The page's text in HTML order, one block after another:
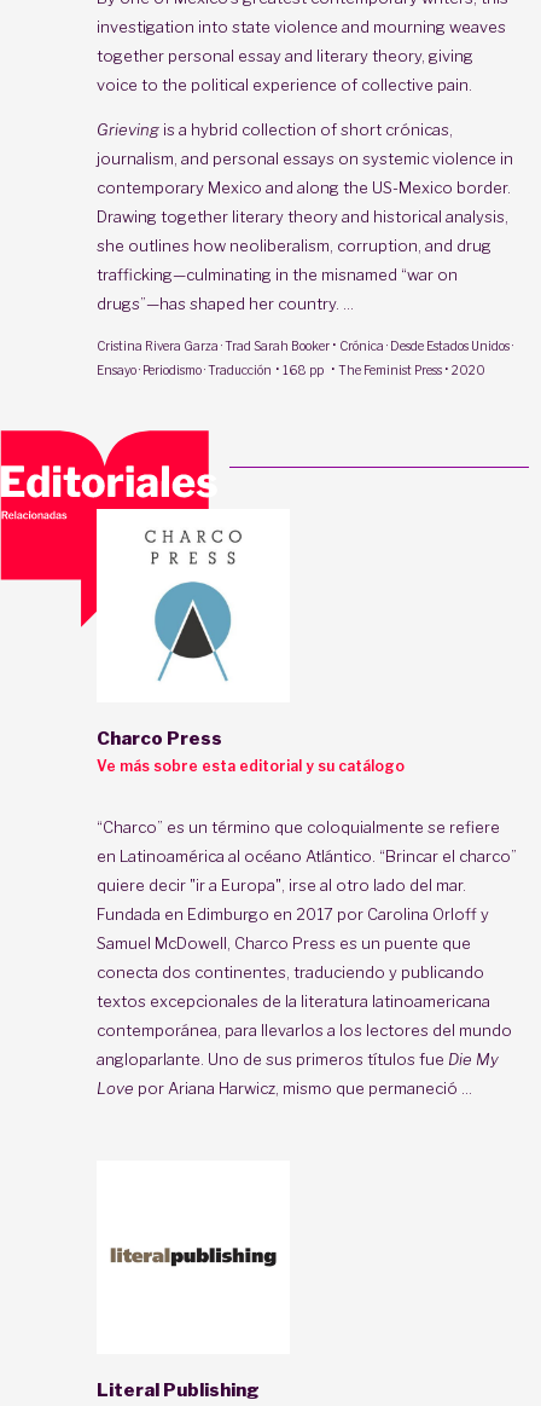
investigation into state violence and mourning weaves
together personal essay and literary theory, giving
voice to the political experience of collective pain.
Grieving is a hybrid collection of short crónicas,
journalism, and personal essays on systemic violence in
contemporary Mexico and along the US-Mexico border.
Drawing together literary theory and historical analysis,
she outlines how neoliberalism, corruption, and drug
trafficking—culminating in the misnamed “war on
drugs”—has shaped her country. ...
Cristina Rivera Garza · Trad Sarah Booker · Crónica · Desde Estados Unidos ·
Ensayo · Periodismo · Traducción · 168 pp · The Feminist Press · 2020
Charco Press
Ve más sobre esta editorial y su catálogo
“Charco” es un término que coloquialmente se refiere
en Latinoamérica al océano Atlántico. “Brincar el charco”
quiere decir "ir a Europa", irse al otro lado del mar.
Fundada en Edimburgo en 2017 por Carolina Orloff y
Samuel McDowell, Charco Press es un puente que
conecta dos continentes, traduciendo y publicando
textos excepcionales de la literatura latinoamericana
contemporánea, para llevarlos a los lectores del mundo
angloparlante. Uno de sus primeros títulos fue Die My
Love por Ariana Harwicz, mismo que permaneció ...
Literal Publishing